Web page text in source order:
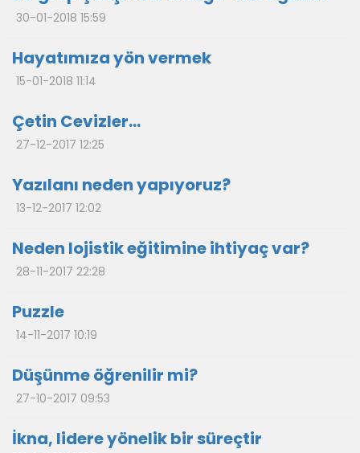
30-01-2018 15:59
Hayatımıza yön vermek
15-01-2018 11:14
Çetin Cevizler…
27-12-2017 12:25
Yazılanı neden yapıyoruz?
13-12-2017 12:02
Neden lojistik eğitimine ihtiyaç var?
28-11-2017 22:28
Puzzle
14-11-2017 10:19
Düşünme öğrenilir mi?
27-10-2017 09:53
İkna, lidere yönelik bir süreçtir